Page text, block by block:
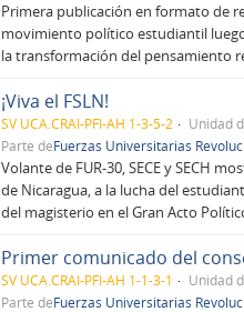
Primera publicación en formato de
movimiento político estudiantil
la transformación del pensamiento
¡Viva el FSLN!
SV UCA.CRAI-PFI-AH 1-3-5-2 Unidad
Parte deFuerzas Universitarias
Volante de FUR-30, SECE y SECH
de Nicaragua, a la lucha del
del magisterio en el Gran Acto
SV UCA.CRAI-PFI-AH 1-1-3-1 Unidad
Parte deFuerzas Universitarias